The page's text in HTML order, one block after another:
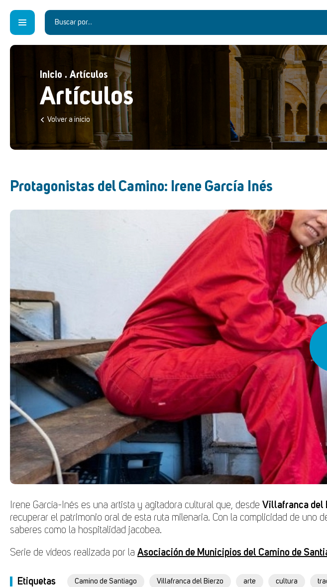
Inicio . Artículos
Artículos
Volver a inicio
Protagonistas del Camino: Irene García Inés
Irene García-Inés es una artista y agitadora cultural que, desde Villafranca del
recuperar el patrimonio oral de esta ruta milenaria. Con la complicidad de
saberes como la hospitalidad jacobea.
Serie de vídeos realizada por la Asociación de Municipios del Camino de
Etiquetas Camino de Santiago Villafranca del Bierzo arte cultura